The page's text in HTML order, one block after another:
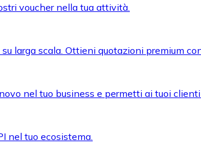
voucher nella tua attività.
larga scala. Ottieni quotazioni premium
nel tuo business e permetti ai tuoi
nel tuo ecosistema.